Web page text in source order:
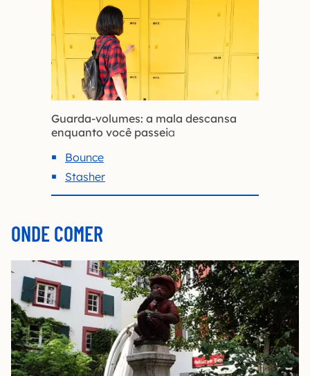
Guarda-volumes: a mala descansa
enquanto você passeia
Bounce
Stasher
ONDE COMER